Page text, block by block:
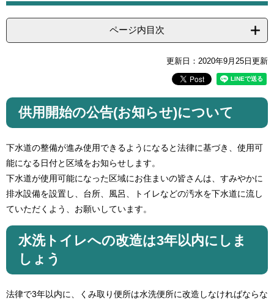
ページ内目次
更新日：2020年9月25日更新
供用開始の公告(お知らせ)について
下水道の整備が進み使用できるようになると法律に基づき、使用可
能になる日付と区域をお知らせします。
下水道が使用可能になった区域にお住まいの皆さんは、すみやかに
排水設備を設置し、台所、風呂、トイレなどの汚水を下水道に流し
ていただくよう、お願いしています。
水洗トイレへの改造は3年以内にしま
しょう
法律で3年以内に、くみ取り便所は水洗便所に改造しなければならな